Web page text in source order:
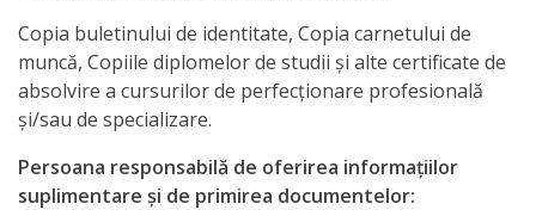
Copia buletinului de identitate, Copia carnetului de
muncă, Copiile diplomelor de studii şi alte certificate de
absolvire a cursurilor de perfecţionare profesională
şi/sau de specializare.
Persoana responsabilă de oferirea informaţiilor
suplimentare şi de primirea documentelor: